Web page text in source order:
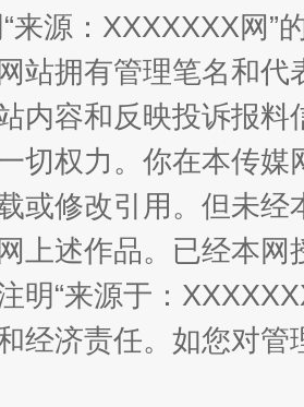
，一次搞定
来源：XXXXXXX网”
站拥有管理笔名和
内容和反映投诉报
切权力。你在本传
或修改引用。但未
上述作品。已经本
明“来源于：
经济责任。如您对